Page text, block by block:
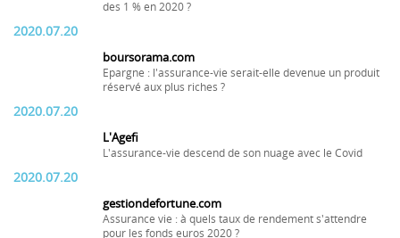
des 1 % en 2020 ?
2020.07.20
boursorama.com
Epargne : l'assurance-vie serait-elle devenue un produit
réservé aux plus riches ?
2020.07.20
L'Agefi
L'assurance-vie descend de son nuage avec le Covid
2020.07.20
gestiondefortune.com
Assurance vie : à quels taux de rendement s'attendre
pour les fonds euros 2020 ?